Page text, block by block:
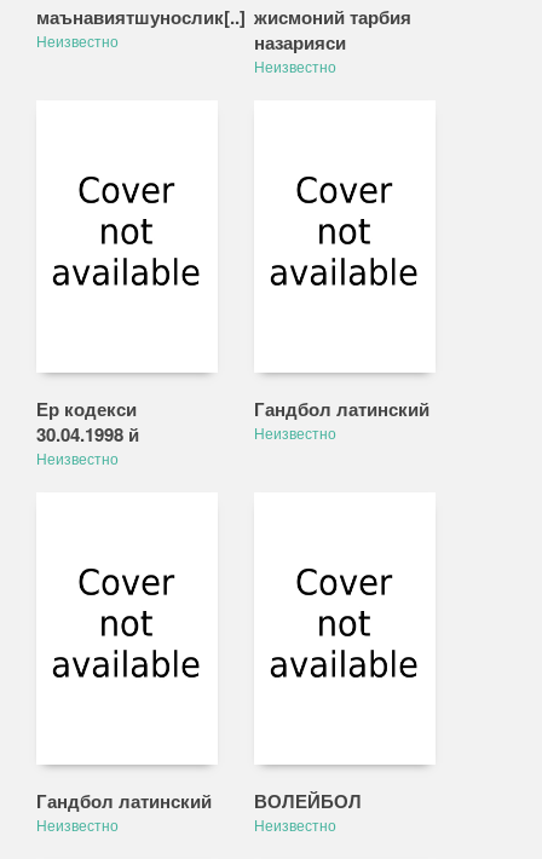
маънавиятшунослик[..]
Неизвестно
жисмоний тарбия
назарияси
Неизвестно
Ер кодекси
30.04.1998 й
Неизвестно
Гандбол латинский
Неизвестно
Гандбол латинский
Неизвестно
ВОЛЕЙБОЛ
Неизвестно